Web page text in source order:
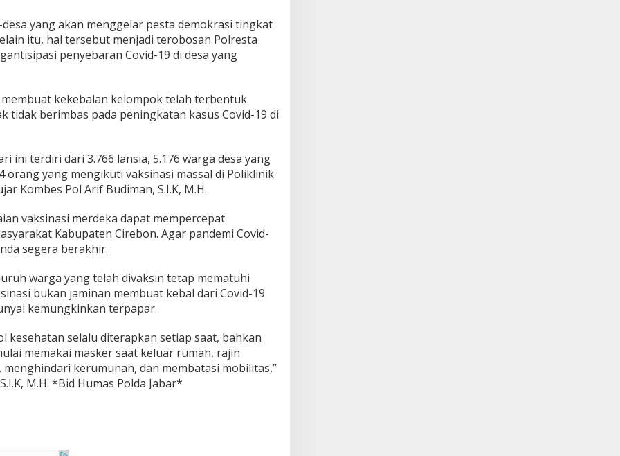
yang akan menggelar pesta demokrasi tingkat
itu, hal tersebut menjadi terobosan Polresta
penyebaran Covid-19 di desa yang
kekebalan kelompok telah terbentuk.
tidak berimbas pada peningkatan kasus Covid-19 di
ini terdiri dari 3.766 lansia, 5.176 warga desa yang
orang yang mengikuti vaksinasi massal di Poliklinik
Kombes Pol Arif Budiman, S.I.K, M.H.
vaksinasi merdeka dapat mempercepat
Kabupaten Cirebon. Agar pandemi Covid-
segera berakhir.
warga yang telah divaksin tetap mematuhi
bukan jaminan membuat kebal dari Covid-19
kemungkinkan terpapar.
kesehatan selalu diterapkan setiap saat, bahkan
memakai masker saat keluar rumah, rajin
kerumunan, dan membatasi mobilitas,”
M.H. *Bid Humas Polda Jabar*